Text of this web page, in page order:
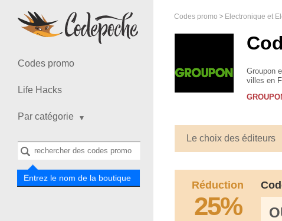
Codes promo
Life Hacks
Par catégorie
Entrez le nom de la boutique
Codes promo Electronique et
Groupon
villes en
Le choix des éditeurs
Réduction
25%